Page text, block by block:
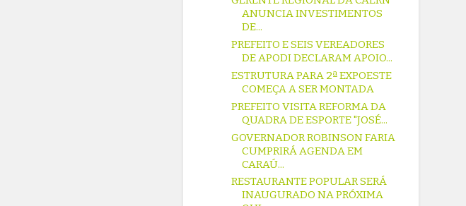
ANUNCIA INVESTIMENTOS
DE...
PREFEITO E SEIS VEREADORES
DE APODI DECLARAM APOIO...
ESTRUTURA PARA 2ª EXPOESTE
COMEÇA A SER MONTADA
PREFEITO VISITA REFORMA DA
QUADRA DE ESPORTE "JOSÉ...
GOVERNADOR ROBINSON FARIA
CUMPRIRÁ AGENDA EM
CARAÚ...
RESTAURANTE POPULAR SERÁ
INAUGURADO NA PRÓXIMA